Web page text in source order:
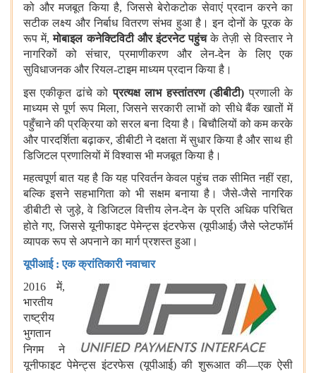
को और मजबूत किया है, जिससे बेरोकटोक सेवाएं प्रदान करने का
सटीक लक्ष्य और निर्बाध वितरण संभव हुआ है। इन दोनों के पूरक के
रूप में,मोबाइल कनेक्टिविटी और इंटरनेट पहुंचके तेज़ी से विस्तार ने
नागरिकों को संचार, प्रमाणीकरण और लेन-देन के लिए एक
सुविधाजनक और रियल-टाइम माध्यम प्रदान किया है।
इस एकीकृत ढांचे को प्रत्‍यक्ष लाभ हस्‍तांतरण(डीबीटी) प्रणाली के
माध्यम से पूर्ण रूप मिला, जिसने सरकारी लाभों को सीधे बैंक खातों में
पहुँचाने की प्रक्रिया को सरल बना दिया है। बिचौलियों को कम करके
और पारदर्शिता बढ़ाकर, डीबीटी ने दक्षता में सुधार किया है और साथ ही
डिजिटल प्रणालियों में विश्वास भी मजबूत किया है।
महत्वपूर्ण बात यह है कि यह परिवर्तन केवल पहुंच तक सीमित नहीं रहा,
बल्कि इसने सहभागिता को भी सक्षम बनाया है। जैसे-जैसे नागरिक
डीबीटी से जुड़े, वे डिजिटल वित्तीय लेन-देन के प्रति अधिक परिचित
होते गए, जिससे यूनीफाइट पेमेन्‍ट्स इंटरफेस (यूपीआई) जैसे प्लेटफॉर्म
व्यापक रूप से अपनाने का मार्ग प्रशस्त हुआ।
यूपीआई:एक क्रांतिकारी नवाचार
2016 में,
भारतीय
राष्‍ट्रीय
भुगतान
निगम
ने
यूनीफाइट पेमेन्‍ट्स इंटरफेस (यूपीआई) की शुरूआत की—एक ऐसी